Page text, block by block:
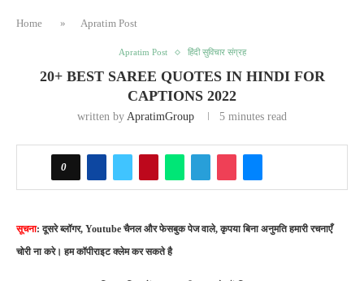
Home » Apratim Post
Apratim Post हिंदी सुविचार संग्रह
20+ BEST SAREE QUOTES IN HINDI FOR
CAPTIONS 2022
written by ApratimGroup 5 minutes read
0
सूचना: दूसरे ब्लॉगर, Youtube चैनल और फेसबुक पेज वाले, कृपया बिना अनुमति हमारी रचनाएँ
चोरी ना करे। हम कॉपीराइट क्लेम कर सकते है